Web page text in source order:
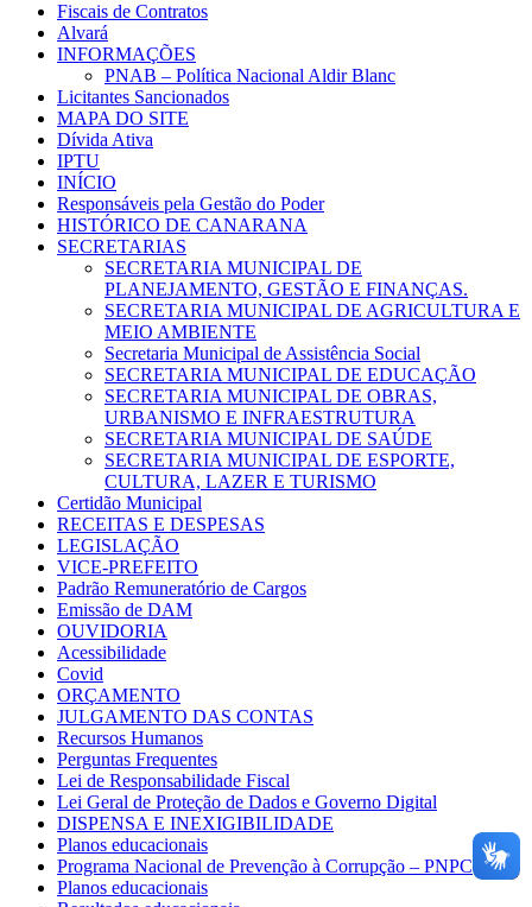
Fiscais de Contratos
Alvará
INFORMAÇÕES
PNAB – Política Nacional Aldir Blanc
Licitantes Sancionados
MAPA DO SITE
Dívida Ativa
IPTU
INÍCIO
Responsáveis pela Gestão do Poder
HISTÓRICO DE CANARANA
SECRETARIAS
SECRETARIA MUNICIPAL DE
PLANEJAMENTO, GESTÃO E FINANÇAS.
SECRETARIA MUNICIPAL DE AGRICULTURA E
MEIO AMBIENTE
Secretaria Municipal de Assistência Social
SECRETARIA MUNICIPAL DE EDUCAÇÃO
SECRETARIA MUNICIPAL DE OBRAS,
URBANISMO E INFRAESTRUTURA
SECRETARIA MUNICIPAL DE SAÚDE
SECRETARIA MUNICIPAL DE ESPORTE,
CULTURA, LAZER E TURISMO
Certidão Municipal
RECEITAS E DESPESAS
LEGISLAÇÃO
VICE-PREFEITO
Padrão Remuneratório de Cargos
Emissão de DAM
OUVIDORIA
Acessibilidade
Covid
ORÇAMENTO
JULGAMENTO DAS CONTAS
Recursos Humanos
Perguntas Frequentes
Lei de Responsabilidade Fiscal
Lei Geral de Proteção de Dados e Governo Digital
DISPENSA E INEXIGIBILIDADE
Planos educacionais
Programa Nacional de Prevenção à Corrupção – PNPC
Planos educacionais